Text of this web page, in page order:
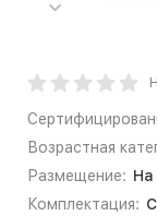
Возрастная
Размещение: На
Комплектация: